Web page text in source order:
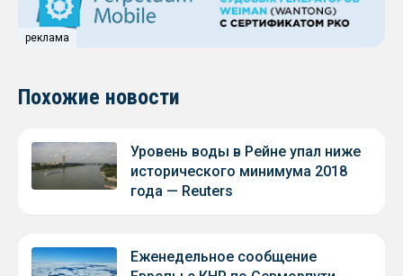
реклама
Похожие новости
Уровень воды в Рейне упал ниже
исторического минимума 2018
года — Reuters
Еженедельное сообщение